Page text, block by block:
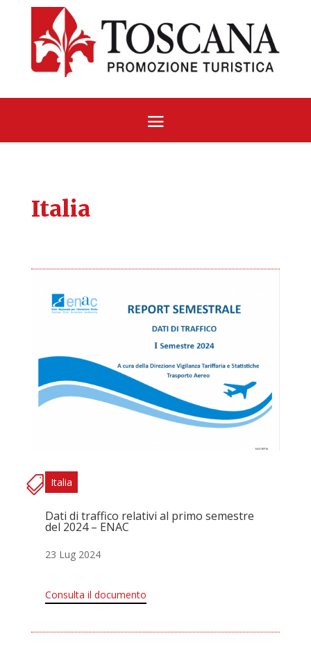
Italia
Italia
Dati di traffico relativi al primo semestre
del 2024 – ENAC
23 Lug 2024
Consulta il documento